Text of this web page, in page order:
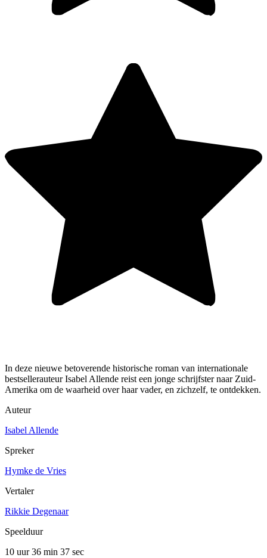
In deze nieuwe betoverende historische roman van internationale
bestsellerauteur Isabel Allende reist een jonge schrijfster naar Zuid-
Amerika om de waarheid over haar vader, en zichzelf, te ontdekken.
Auteur
Isabel Allende
Spreker
Hymke de Vries
Vertaler
Rikkie Degenaar
Speelduur
10 uur 36 min 37 sec